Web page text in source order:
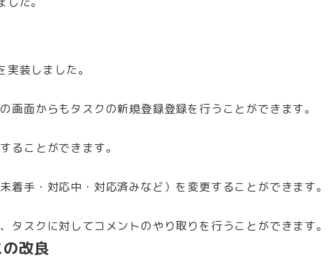
装しました。
面からもタスクの新規登録登録を行うことができます。
ることができます。
手・対応中・対応済みなど）を変更することができます。
スクに対してコメントのやり取りを行うことができます。
改良